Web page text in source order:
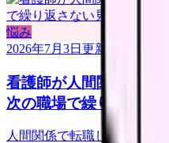
悩み
2026年7月3日 更新
看護師が人間関係で転
次の職場で繰り返さない
人間関係で転職したい看護